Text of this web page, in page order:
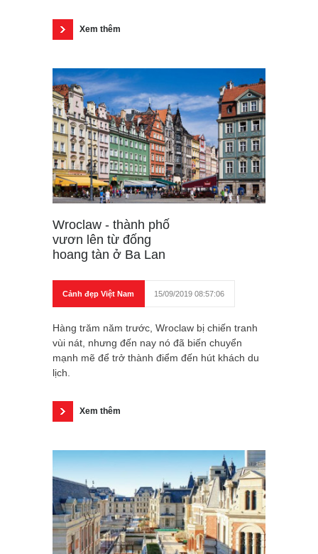
Xem thêm
Wroclaw - thành phố
vươn lên từ đống
hoang tàn ở Ba Lan
Cảnh đẹp Việt Nam 15/09/2019 08:57:06
Hàng trăm năm trước, Wroclaw bị chiến tranh
vùi nát, nhưng đến nay nó đã biến chuyển
mạnh mẽ để trở thành điểm đến hút khách du
lịch.
Xem thêm